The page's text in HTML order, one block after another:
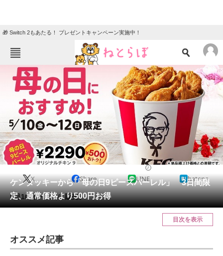
🎁 Switch 2もあたる！ プレゼントキャンペーン実施中！
ねとらぼメニュー
TOP ニュース
エンタメ クイズ
グルメ 地域
住まい 教育・育児
動物 リサーチ
会員記事
メディア
ITの今と未来を見通す
ケンタッキーから「母の日9ピースバーレル」 3日間限
定、通常価格より500円お得
X Share LINE hatena
5月10日〜12日に販売。
目次を表示
オススメ記事